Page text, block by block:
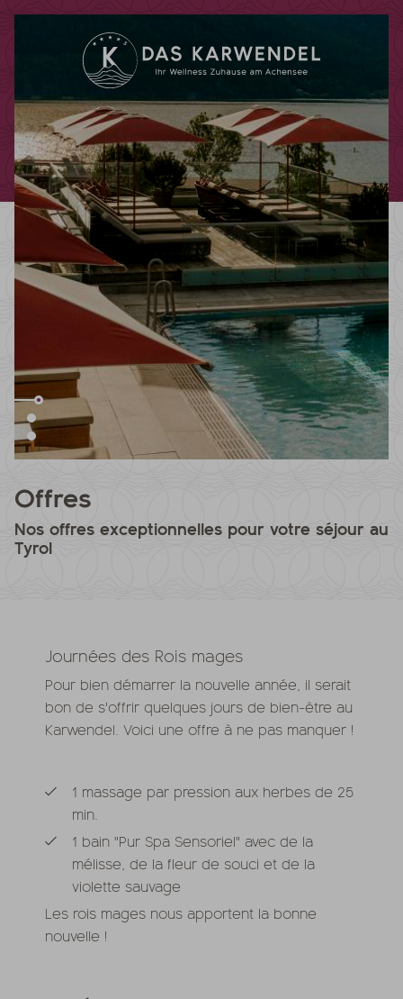
Offres
Nos offres exceptionnelles pour votre séjour au
Tyrol
Journées des Rois mages
Pour bien démarrer la nouvelle année, il serait
bon de s'offrir quelques jours de bien-être au
Karwendel. Voici une offre à ne pas manquer !
1 massage par pression aux herbes de 25
min.
1 bain "Pur Spa Sensoriel" avec de la
mélisse, de la fleur de souci et de la
violette sauvage
Les rois mages nous apportent la bonne
nouvelle !